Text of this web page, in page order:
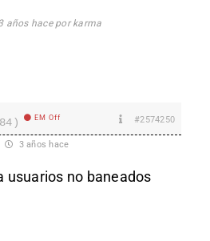
años hace por karma
EM Off #2574250
3 años hace
usuarios no baneados